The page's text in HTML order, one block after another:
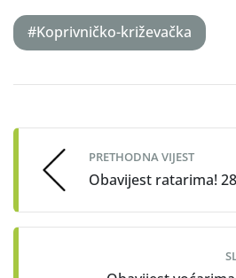
#Koprivničko-križevačka
navigation
PRETHODNA VIJEST
Obavijest ratarima!